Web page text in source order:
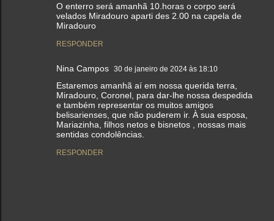
O enterro será amanhã 10.horas o corpo será
velados Miradouro aparti des 2.00 na capela de
Miradouro
RESPONDER
Nina Campos 30 de janeiro de 2024 às 18:10
Estaremos amanhã aí em nossa querida terra,
Miradouro, Coronel, para dar-lhe nossa despedida
e também representar os muitos amigos
belisarienses, que não puderem ir. À sua esposa,
Mariazinha, filhos netos e bisnetos , nossas mais
sentidas condolências.
RESPONDER